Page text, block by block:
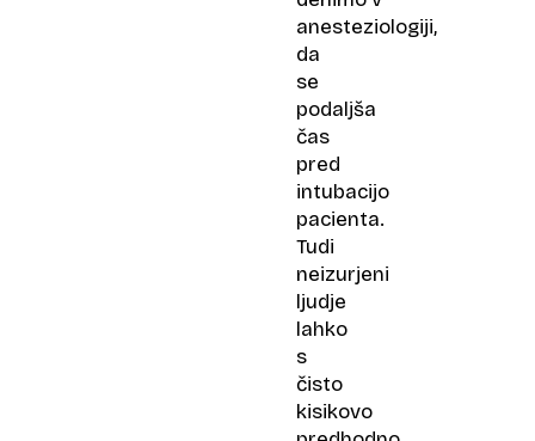
anesteziologiji,
da
se
podaljša
čas
pred
intubacijo
pacienta.
Tudi
neizurjeni
ljudje
lahko
s
čisto
kisikovo